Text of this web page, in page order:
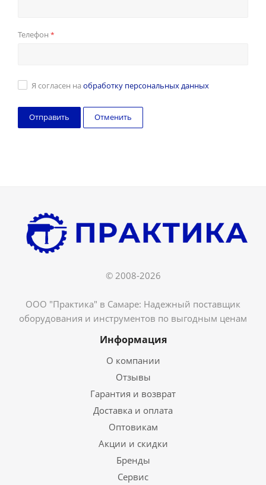
Телефон *
Я согласен на обработку персональных данных
Отменить
© 2008-2026
ООО "Практика" в Самаре: Надежный поставщик
оборудования и инструментов по выгодным ценам
Информация
О компании
Отзывы
Гарантия и возврат
Доставка и оплата
Оптовикам
Акции и скидки
Бренды
Сервис